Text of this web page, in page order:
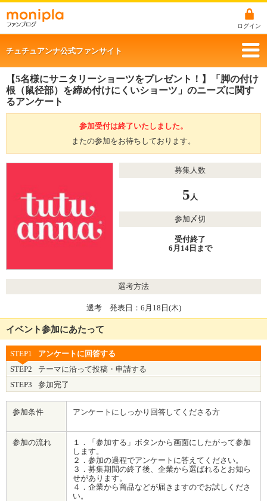
ログイン
チュチュアンナ公式ファンサイト
【5名様にサニタリーショーツをプレゼント！】「脚の付け
根（鼠径部）を締め付けにくいショーツ」のニーズに関す
るアンケート
参加受付は終了いたしました。
またの参加をお待ちしております。
募集人数
5人
参加〆切
受付終了
6月14日まで
選考方法
選考 発表日：6月18日(木)
イベント参加にあたって
STEP1
アンケートに回答する
STEP2
テーマに沿って投稿・申請する
STEP3
参加完了
参加条件 アンケートにしっかり回答してくださる方
参加の流れ
１．「参加する」ボタンから画面にしたがって参加
します。
２．参加の過程でアンケートに答えてください。
３．募集期間の終了後、企業から選ばれるとお知ら
せがあります。
４．企業から商品などが届きますのでお試しくださ
い。